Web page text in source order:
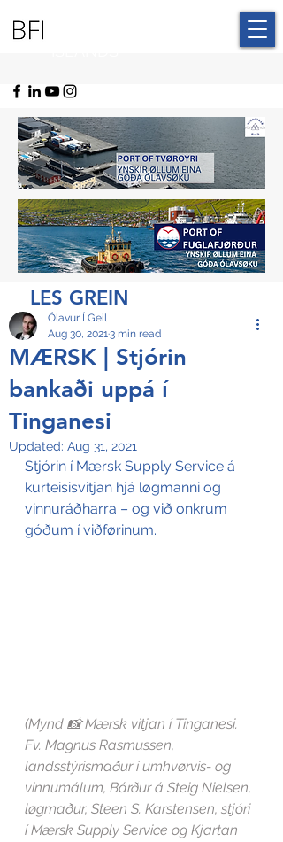
LES GREIN
MÆRSK | Stjórin
bankaði uppá í
Tinganesi
Ólavur Í Geil
Aug 30, 20213 min read
Updated: Aug 31, 2021
Stjórin í Mærsk Supply Service á
kurteisisvitjan hjá løgmanni og
vinnuráðharra – og við onkrum
góðum í viðførinum.
(Mynd 📸 Mærsk vitjan í Tinganesi.
Fv. Magnus Rasmussen,
landsstýrismaður í umhvørvis- og
vinnumálum, Bárður á Steig Nielsen,
løgmaður, Steen S. Karstensen, stjóri
í Mærsk Supply Service og Kjartan